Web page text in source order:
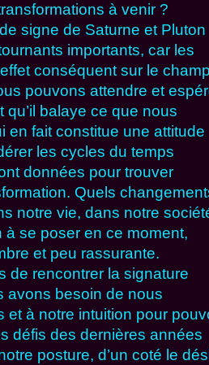
à venir ?
signe de Saturne et Pluton
importants, car les
conséquent sur le champ
pouvons attendre et
balaye ce que nous
en fait constitue une attitude
les cycles du temps
données pour trouver
Quels
notre vie, dans notre
à se poser en ce moment,
et peu rassurante.
de rencontrer la signature
avons besoin de nous
et à notre intuition pour
défis des dernières années
posture, d’un coté le